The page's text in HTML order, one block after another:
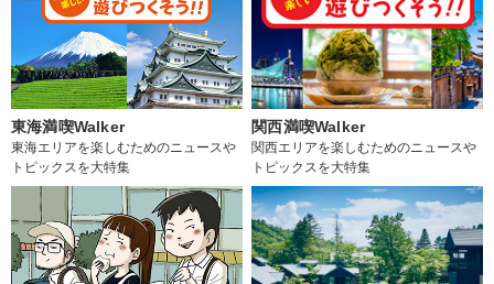
東海満喫Walker
東海エリアを楽しむためのニュースや
トピックスを大特集
関西満喫Walker
関西エリアを楽しむためのニュースや
トピックスを大特集